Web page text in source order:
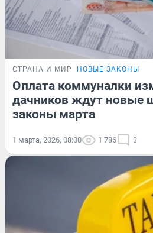
СТРАНА И МИР НОВЫЕ ЗАКОНЫ
Оплата коммуналки
дачников ждут новые
законы марта
1 марта, 2026, 08:00 1 786 3